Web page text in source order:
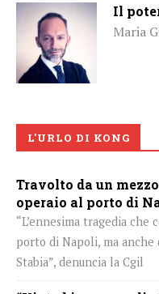
Il
Maria
L'URLO DI KONG
Travolto da un
operaio al porto di
“L’ennesima tragedia
porto di Napoli, ma anche
Stabia”, denuncia la Cgil